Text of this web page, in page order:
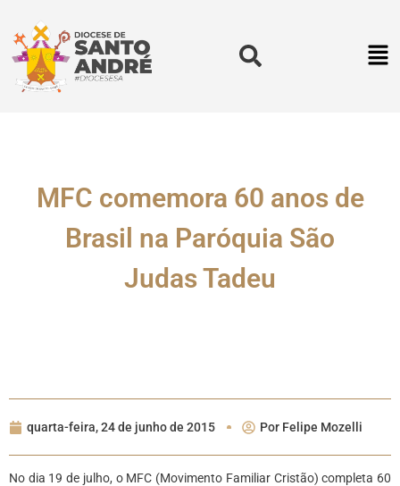
MFC comemora 60 anos de
Brasil na Paróquia São
Judas Tadeu
quarta-feira, 24 de junho de 2015 Por Felipe Mozelli
No dia 19 de julho, o MFC (Movimento Familiar Cristão) completa 60